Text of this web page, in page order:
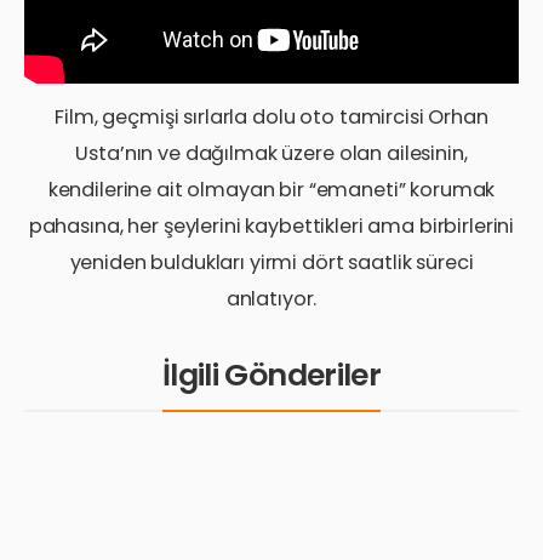
Film, geçmişi sırlarla dolu oto tamircisi Orhan
Usta’nın ve dağılmak üzere olan ailesinin,
kendilerine ait olmayan bir “emaneti” korumak
pahasına, her şeylerini kaybettikleri ama birbirlerini
yeniden buldukları yirmi dört saatlik süreci
anlatıyor.
İlgili Gönderiler